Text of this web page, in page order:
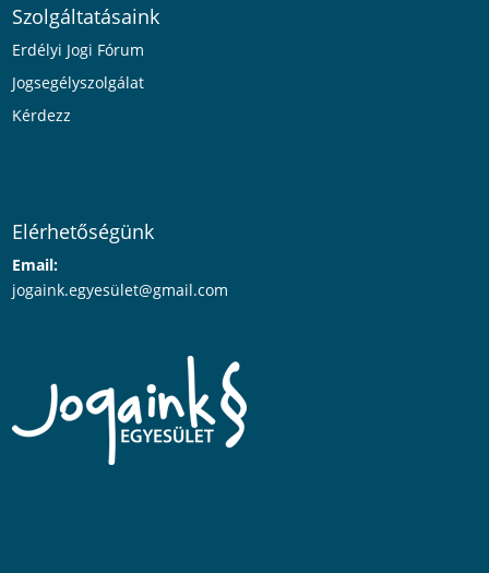
Szolgáltatásaink
Erdélyi Jogi Fórum
Jogsegélyszolgálat
Kérdezz
Elérhetőségünk
Email:
jogaink.egyesület@gmail.com